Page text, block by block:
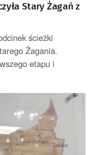
Stary Żagań z
ścieżki
Żagania.
etapu i